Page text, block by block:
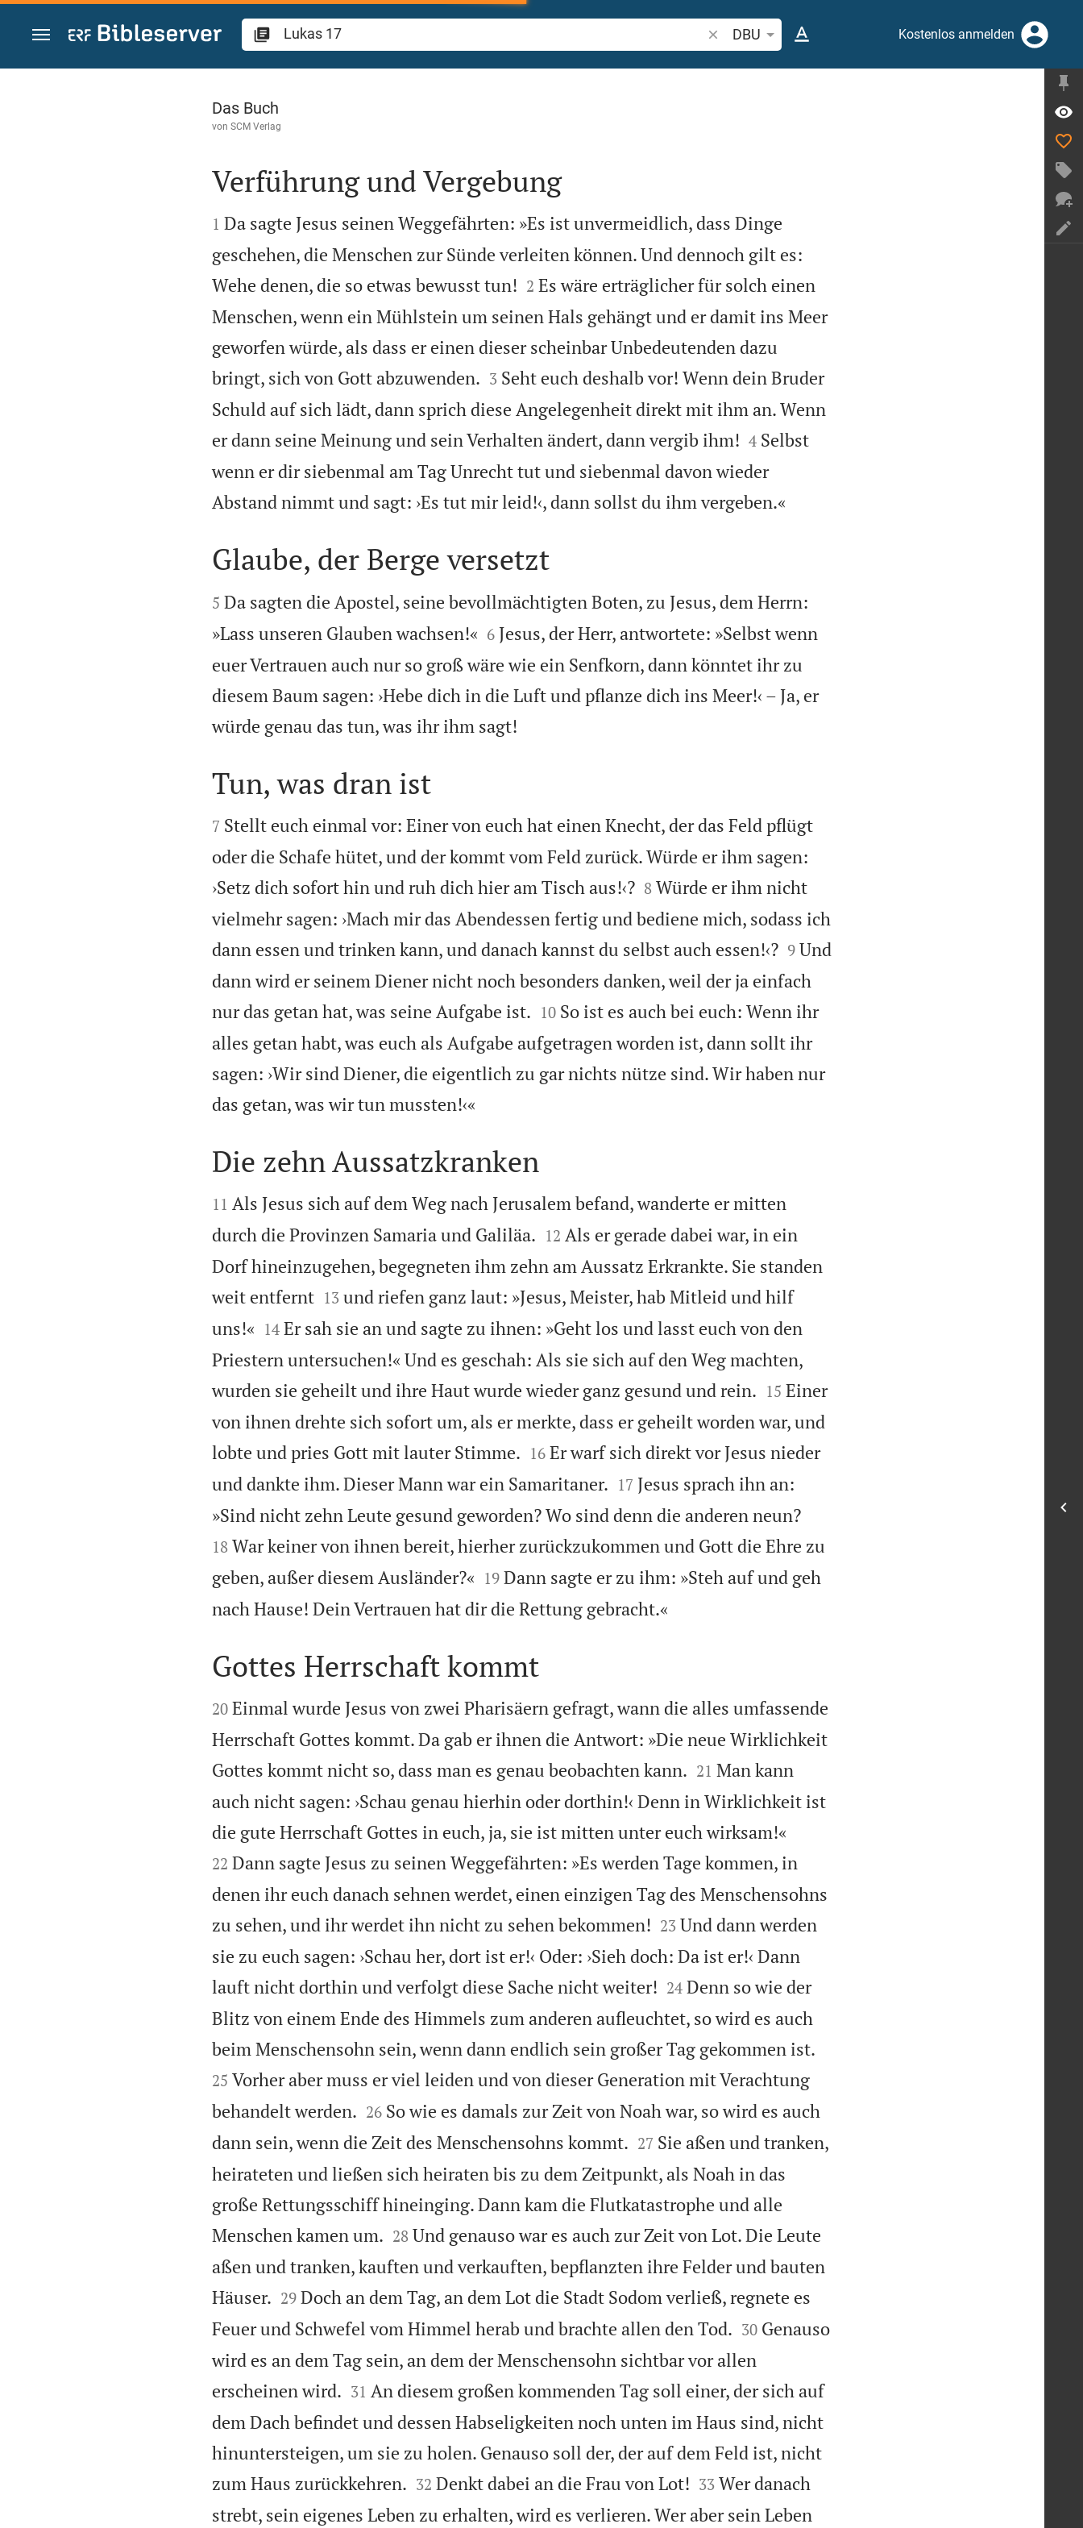
Zum Inhalt springen
Bibelstelle oder Begriff suchen
DBU Kostenlos anmelden
Lukas 17
Das Buch
von SCM Verlag

Verführung und Vergebung

1 Da sagte Jesus seinen Weggefährten: »Es ist unvermeidlich, dass Dinge
geschehen, die Menschen zur Sünde verleiten können. Und dennoch gilt es:
Wehe denen, die so etwas bewusst tun!
2 Es wäre erträglicher für solch einen
Menschen, wenn ein Mühlstein um seinen Hals gehängt und er damit ins Meer
geworfen würde, als dass er einen dieser scheinbar Unbedeutenden dazu
bringt, sich von Gott abzuwenden.
3 Seht euch deshalb vor! Wenn dein Bruder
Schuld auf sich lädt, dann sprich diese Angelegenheit direkt mit ihm an. Wenn
er dann seine Meinung und sein Verhalten ändert, dann vergib ihm!
4 Selbst
wenn er dir siebenmal am Tag Unrecht tut und siebenmal davon wieder
Abstand nimmt und sagt: ›Es tut mir leid!‹, dann sollst du ihm vergeben.«

Glaube, der Berge versetzt

5 Da sagten die Apostel, seine bevollmächtigten Boten, zu Jesus, dem Herrn:
»Lass unseren Glauben wachsen!«
6 Jesus, der Herr, antwortete: »Selbst wenn
euer Vertrauen auch nur so groß wäre wie ein Senfkorn, dann könntet ihr zu
diesem Baum sagen: ›Hebe dich in die Luft und pflanze dich ins Meer!‹ – Ja, er
würde genau das tun, was ihr ihm sagt!

Tun, was dran ist

7 Stellt euch einmal vor: Einer von euch hat einen Knecht, der das Feld pflügt
oder die Schafe hütet, und der kommt vom Feld zurück. Würde er ihm sagen:
›Setz dich sofort hin und ruh dich hier am Tisch aus!‹?
8 Würde er ihm nicht
vielmehr sagen: ›Mach mir das Abendessen fertig und bediene mich, sodass ich
dann essen und trinken kann, und danach kannst du selbst auch essen!‹?
9 Und
dann wird er seinem Diener nicht noch besonders danken, weil der ja einfach
nur das getan hat, was seine Aufgabe ist.
10 So ist es auch bei euch: Wenn ihr
alles getan habt, was euch als Aufgabe aufgetragen worden ist, dann sollt ihr
sagen: ›Wir sind Diener, die eigentlich zu gar nichts nütze sind. Wir haben nur
das getan, was wir tun mussten!‹«

Die zehn Aussatzkranken

11 Als Jesus sich auf dem Weg nach Jerusalem befand, wanderte er mitten
durch die Provinzen Samaria und Galiläa.
12 Als er gerade dabei war, in ein
Dorf hineinzugehen, begegneten ihm zehn am Aussatz Erkrankte. Sie standen
weit entfernt
13 und riefen ganz laut: »Jesus, Meister, hab Mitleid und hilf
uns!«
14 Er sah sie an und sagte zu ihnen: »Geht los und lasst euch von den
Priestern untersuchen!« Und es geschah: Als sie sich auf den Weg machten,
wurden sie geheilt und ihre Haut wurde wieder ganz gesund und rein.
15 Einer
von ihnen drehte sich sofort um, als er merkte, dass er geheilt worden war, und
lobte und pries Gott mit lauter Stimme.
16 Er warf sich direkt vor Jesus nieder
und dankte ihm. Dieser Mann war ein Samaritaner.
17 Jesus sprach ihn an:
»Sind nicht zehn Leute gesund geworden? Wo sind denn die anderen neun?
18 War keiner von ihnen bereit, hierher zurückzukommen und Gott die Ehre zu
geben, außer diesem Ausländer?«
19 Dann sagte er zu ihm: »Steh auf und geh
nach Hause! Dein Vertrauen hat dir die Rettung gebracht.«

Gottes Herrschaft kommt

20 Einmal wurde Jesus von zwei Pharisäern gefragt, wann die alles umfassende
Herrschaft Gottes kommt. Da gab er ihnen die Antwort: »Die neue Wirklichkeit
Gottes kommt nicht so, dass man es genau beobachten kann.
21 Man kann
auch nicht sagen: ›Schau genau hierhin oder dorthin!‹ Denn in Wirklichkeit ist
die gute Herrschaft Gottes in euch, ja, sie ist mitten unter euch wirksam!«
22 Dann sagte Jesus zu seinen Weggefährten: »Es werden Tage kommen, in
denen ihr euch danach sehnen werdet, einen einzigen Tag des Menschensohns
zu sehen, und ihr werdet ihn nicht zu sehen bekommen!
23 Und dann werden
sie zu euch sagen: ›Schau her, dort ist er!‹ Oder: ›Sieh doch: Da ist er!‹ Dann
lauft nicht dorthin und verfolgt diese Sache nicht weiter!
24 Denn so wie der
Blitz von einem Ende des Himmels zum anderen aufleuchtet, so wird es auch
beim Menschensohn sein, wenn dann endlich sein großer Tag gekommen ist.
25 Vorher aber muss er viel leiden und von dieser Generation mit Verachtung
behandelt werden.
26 So wie es damals zur Zeit von Noah war, so wird es auch
dann sein, wenn die Zeit des Menschensohns kommt.
27 Sie aßen und tranken,
heirateten und ließen sich heiraten bis zu dem Zeitpunkt, als Noah in das
große Rettungsschiff hineinging. Dann kam die Flutkatastrophe und alle
Menschen kamen um.
28 Und genauso war es auch zur Zeit von Lot. Die Leute
aßen und tranken, kauften und verkauften, bepflanzten ihre Felder und bauten
Häuser.
29 Doch an dem Tag, an dem Lot die Stadt Sodom verließ, regnete es
Feuer und Schwefel vom Himmel herab und brachte allen den Tod.
30 Genauso
wird es an dem Tag sein, an dem der Menschensohn sichtbar vor allen
erscheinen wird.
31 An diesem großen kommenden Tag soll einer, der sich auf
dem Dach befindet und dessen Habseligkeiten noch unten im Haus sind, nicht
hinuntersteigen, um sie zu holen. Genauso soll der, der auf dem Feld ist, nicht
zum Haus zurückkehren.
32 Denkt dabei an die Frau von Lot!
33 Wer danach
strebt, sein eigenes Leben zu erhalten, wird es verlieren. Wer aber sein Leben